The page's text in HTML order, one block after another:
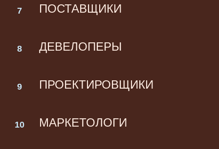
ПОСТАВЩИКИ
ДЕВЕЛОПЕРЫ
ПРОЕКТИРОВЩИКИ
МАРКЕТОЛОГИ